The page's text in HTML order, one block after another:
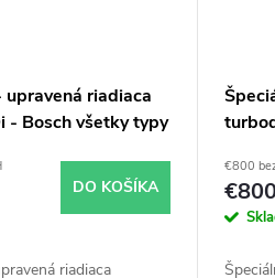
riadiaca
- Bosch všetky typy
DO KOŠÍKA
riadiaca
€800